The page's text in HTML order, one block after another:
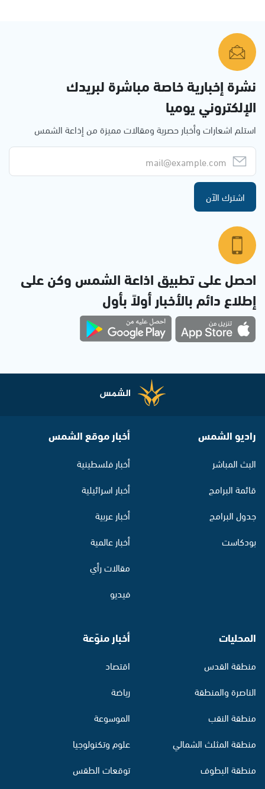
نشرة إخبارية خاصة مباشرة لبريدك
الإلكتروني يوميا
استلم اشعارات وأخبار حصرية ومقالات مميزة من إذاعة الشمس
اشترك الآن
احصل على تطبيق اذاعة الشمس وكن على
إطلاع دائم بالأخبار أولاً بأول
راديو الشمس
البث المباشر
قائمة البرامج
جدول البرامج
بودكاست
أخبار موقع الشمس
أخبار فلسطينية
أخبار اسرائيلية
أخبار عربية
أخبار عالمية
مقالات رأي
فيديو
المحليات
منطقة القدس
الناصرة والمنطقة
منطقة النقب
منطقة المثلث الشمالي
منطقة البطوف
أخبار منوّعة
اقتصاد
رياضة
الموسوعة
علوم وتكنولوجيا
توقعات الطقس